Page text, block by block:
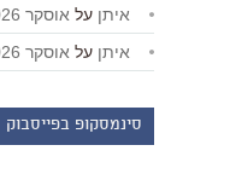
איתן על אוסקר 2026: כל הזוכים
איתן על אוסקר 2026: כל הזוכים
סינמסקופ בפייסבוק